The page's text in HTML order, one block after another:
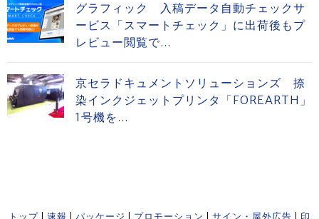
グラフィック 入稿データ自動チェックサ
ービス「スマートチェック」に出荷後もプ
レビュー閲覧で...
京セラドキュメントソリューションズ 捺
染インクジェットプリンタ「FOREARTH」
1号機を...
トップ 速報 パッケージ プロモーション サイン・屋外広告 印